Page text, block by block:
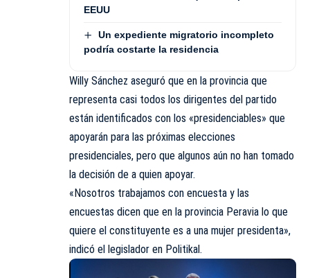
EEUU
Un expediente migratorio incompleto
podría costarte la residencia
Willy Sánchez aseguró que en la provincia que
representa casi todos los dirigentes del partido
están identificados con los «presidenciables» que
apoyarán para las próximas elecciones
presidenciales, pero que algunos aún no han tomado
la decisión de a quien apoyar.
«Nosotros trabajamos con encuesta y las
encuestas dicen que en la provincia Peravia lo que
quiere el constituyente es a una mujer presidenta»,
indicó el legislador en Politikal.